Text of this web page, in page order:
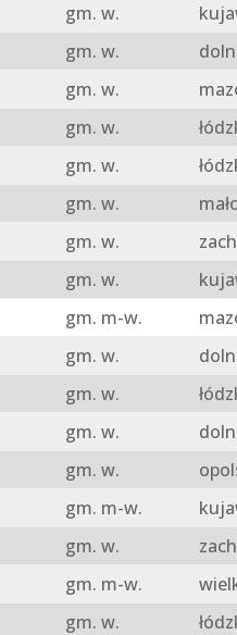
gm. w.
gm. w.
gm. w.
gm. w.
gm. w.
gm. w.
gm. w.
gm. w.
gm. m-w.
gm. w.
gm. w.
gm. w.
gm. w.
gm. m-w.
gm. w.
gm. m-w.
gm. w.